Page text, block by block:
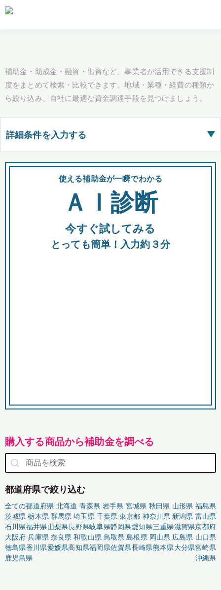
補助金・助成金・融資・出資など、事業者が活用できる支援制
度をまとめて検索・比較できます。地域・業種・経費の種類か
ら絞り込み、自社に最適な資金調達手段を見つけましょう。
詳細条件を入力する ▶
都道府県
全国の検索結果を含めて表示
助成金 融資 出資
使える補助金が一瞬でわかる
ＡＩ診断
今すぐ試してみる
とっても簡単！入力約３分
購入する商品から補助金を調べる
都道府県で絞り込む
全ての都道府県 北海道 青森県 岩手県 宮城県 秋田県 山形県 福島県
茨城県 栃木県 群馬県 埼玉県 千葉県 東京都 神奈川県 新潟県 富山県
石川県福井県山梨県長野県岐阜県静岡県愛知県三重県滋賀県京都府
大阪府 兵庫県 奈良県 和歌山県 鳥取県 島根県 岡山県 広島県 山口県
徳島県香川県愛媛県高知県福岡県佐賀県長崎県熊本県大分県宮崎県
鹿児島県
沖縄県